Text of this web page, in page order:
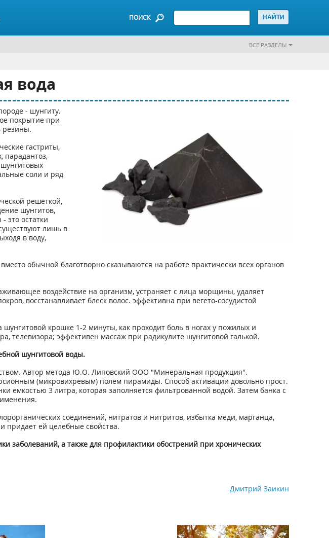
ПОИСК
ВСЕ РАЗДЕЛЫ
вода
- шунгиту.
покрытие при
резины.
гастриты,
парадантоз,
соли и ряд
решеткой,
шунгитов,
это остатки
лишь в
в воду,
обычной благотворно сказываются на работе практически всех органов
воздействие на организм, устраняет с лица морщины, удаляет
восстанавливает блеск волос. эффективна при вегето-сосудистой
крошке 1-2 минуты, как проходит боль в ногах у пожилых и
телевизора; эффективен массаж при радикулите шунгитовой галькой.
шунгитовой воды.
Автор метода Ю.О. Липовский ООО "Минеральная продукция".
(микровихревым) полем пирамиды. Способ активации довольно прост.
емкостью 3 литра, которая заполняется фильтрованной водой. Затем банка с
соединений, нитратов и нитритов, избытка меди, марганца,
придает ей целебные свойства.
заболеваний, а также для профилактики обострений при хронических
Дмитрий Заикин